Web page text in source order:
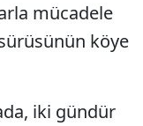
mücadele
köye
iki gündür